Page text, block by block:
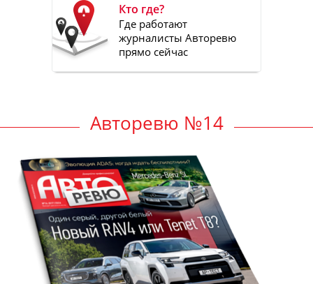
Кто где?
Где работают
журналисты Авторевю
прямо сейчас
Авторевю №14